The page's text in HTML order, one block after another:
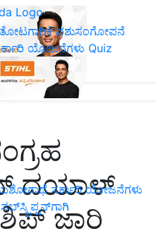
ತೋಟಗಾರಿಕೆಪಶುಸಂಗೋಪನೆ
ಯೋಜನೆಗಳು Quiz
ಸರ್ಕಾರಿ ಯೋಜನೆಗಳು
ದಯಾಳ್
ಜಾರಿ